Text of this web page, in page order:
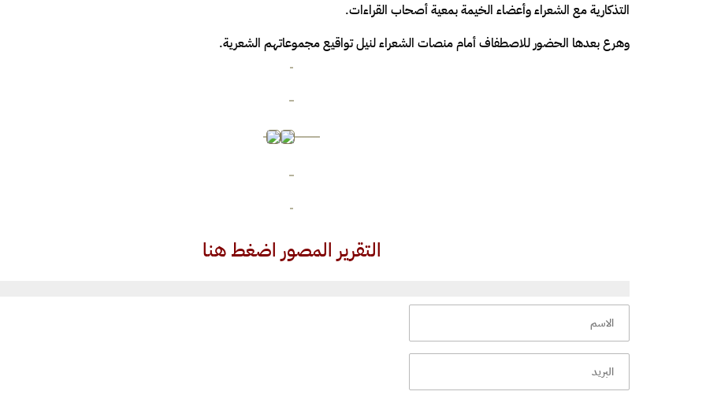
التذكارية مع الشعراء وأعضاء الخيمة بمعية أصحاب القراءات.
وهرع بعدها الحضور للاصطفاف أمام منصات الشعراء لنيل تواقيع مجموعاتهم الشعرية.
التقرير المصور اضغط هنا